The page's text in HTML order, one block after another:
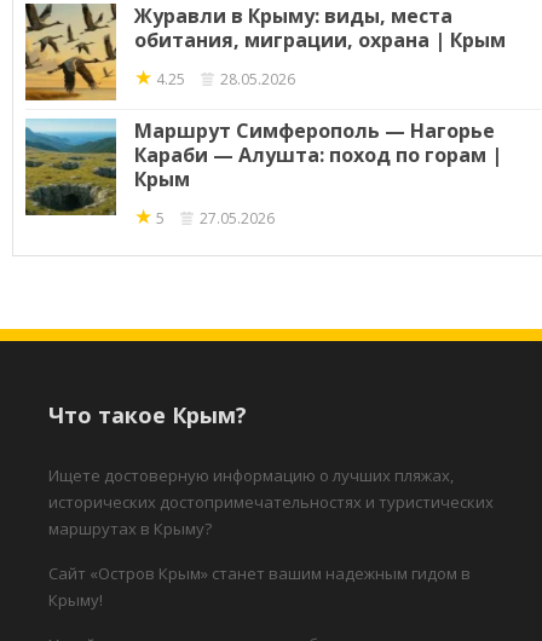
Журавли в Крыму: виды, места
обитания, миграции, охрана | Крым
★ 4.25 28.05.2026
Маршрут Симферополь — Нагорье
Караби — Алушта: поход по горам |
Крым
★ 5 27.05.2026
Что такое Крым?
Ищете достоверную информацию о лучших пляжах,
исторических достопримечательностях и туристических
маршрутах в Крыму?
Сайт «Остров Крым» станет вашим надежным гидом в
Крыму!